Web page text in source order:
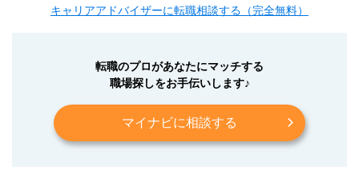
キャリアアドバイザーに転職相談する（完全無料）
転職のプロがあなたにマッチする
職場探しをお手伝いします♪
マイナビに相談する